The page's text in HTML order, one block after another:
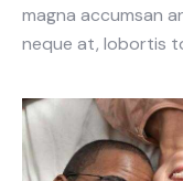
magna accumsan
neque at, lobortis